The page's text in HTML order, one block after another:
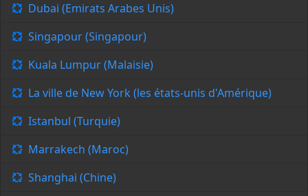
Dubai (Emirats Arabes Unis)
Singapour (Singapour)
Kuala Lumpur (Malaisie)
La ville de New York (les états-unis d'Amérique)
Istanbul (Turquie)
Marrakech (Maroc)
Shanghai (Chine)